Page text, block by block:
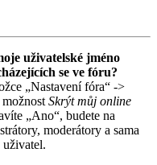
uživatelské jméno
se ve fóru?
„Nastavení fóra“ ->
Skrýt můj online
„Ano“, budete na
moderátory a sama
uživatel.